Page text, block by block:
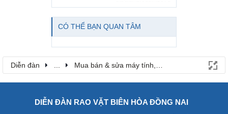
CÓ THỂ BẠN QUAN TÂM
Diễn đàn Mua bán & sửa máy tính, laptop
DIỄN ĐÀN RAO VẶT BIÊN HÒA ĐỒNG NAI